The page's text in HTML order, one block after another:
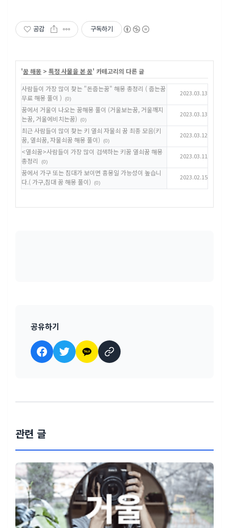
공감 구독하기
'꿈 해몽 > 특정 사물을 본 꿈' 카테고리의 다른 글
사람들이 가장 많이 찾는 "돈줍는꿈" 해몽 총정리 ( 줍는꿈
무료 해몽 풀이 )
(0)
2023.03.13
꿈에서 거울이 나오는 꿈해몽 풀이 (거울보는꿈, 거울깨지
는꿈, 거울에비치는꿈)
(0)
2023.03.13
최근 사람들이 많이 찾는 키 열쇠 자물쇠 꿈 최종 모음(키
꿈, 열쇠꿈, 자물쇠꿈 해몽 풀이)
(0)
2023.03.12
<열쇠꿈>사람들이 가장 많이 검색하는 키꿈 열쇠꿈 해몽
총정리
(0)
2023.03.11
꿈에서 가구 또는 침대가 보이면 흉몽일 가능성이 높습니
다.( 가구,침대 꿈 해몽 풀이)
(0)
2023.02.15
공유하기
관련 글